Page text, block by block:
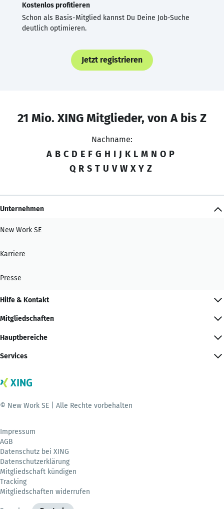
Kostenlos profitieren
Schon als Basis-Mitglied kannst Du Deine Job-Suche
deutlich optimieren.
Jetzt registrieren
21 Mio. XING Mitglieder, von A bis Z
Nachname:
A B C D E F G H I J K L M N O P
Q R S T U V W X Y Z
Unternehmen
New Work SE
Karriere
Presse
Hilfe & Kontakt
Mitgliedschaften
Hauptbereiche
Services
© New Work SE | Alle Rechte vorbehalten
Impressum
AGB
Datenschutz bei XING
Datenschutzerklärung
Mitgliedschaft kündigen
Tracking
Mitgliedschaften widerrufen